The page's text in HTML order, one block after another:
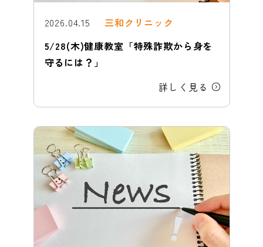
2026.04.15
三和クリニック
5/28(木)健康教室「特殊詐欺から身を
守るには？」
詳しく見る